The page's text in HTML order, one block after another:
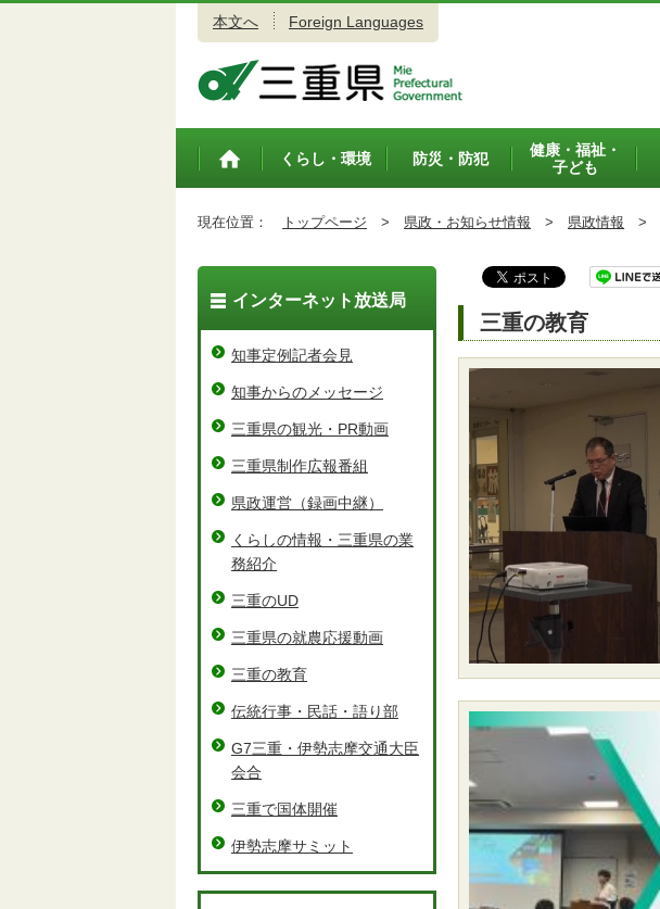
本文へ Foreign Languages
トップペ
くらし・環境 防災・防犯
健康・福祉・
子ども
現在位置： トップページ > 県政・お知らせ情報 > 県政情報 >
三重の教育
インターネット放送局
知事定例記者会見
知事からのメッセージ
三重県の観光・PR動画
三重県制作広報番組
県政運営（録画中継）
くらしの情報・三重県の業
務紹介
三重のUD
三重県の就農応援動画
三重の教育
伝統行事・民話・語り部
G7三重・伊勢志摩交通大臣
会合
三重で国体開催
伊勢志摩サミット